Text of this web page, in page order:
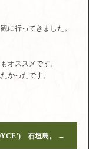
に行ってきました。
オススメです。
かったです。
石垣島。 →